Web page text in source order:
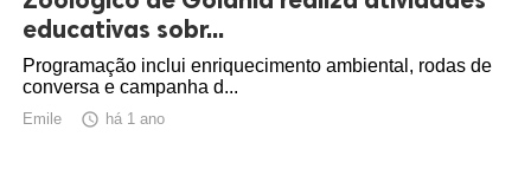
educativas sobr...
Programação inclui enriquecimento ambiental, rodas de
conversa e campanha d...
Emile  há 1 ano